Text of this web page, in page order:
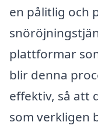
en pålitlig och
plattformar
blir denna
effektiv, så att
som verkligen